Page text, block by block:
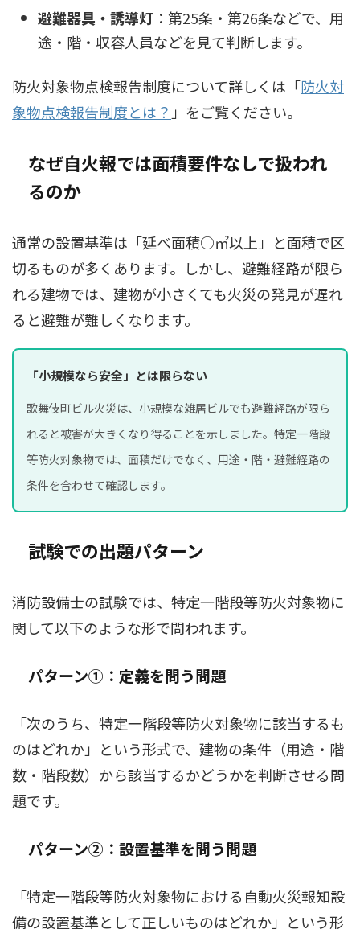
避難器具・誘導灯 ：第25条・第26条などで、用
途・階・収容人員などを見て判断します。
防火対象物点検報告制度について詳しくは「防火対
象物点検報告制度とは？ 」をご覧ください。
なぜ自火報では面積要件なしで扱われ
るのか
通常の設置基準は「延べ面積○㎡以上」と面積で区
切るものが多くあります。しかし、避難経路が限ら
れる建物では、建物が小さくても火災の発見が遅れ
ると避難が難しくなります。
「小規模なら安全」とは限らない
歌舞伎町ビル火災は、小規模な雑居ビルでも避難経路が限ら
れると被害が大きくなり得ることを示しました。特定一階段
等防火対象物では、面積だけでなく、用途・階・避難経路の
条件を合わせて確認します。
試験での出題パターン
消防設備士の試験では、特定一階段等防火対象物に
関して以下のような形で問われます。
パターン①：定義を問う問題
「次のうち、特定一階段等防火対象物に該当するも
のはどれか」という形式で、建物の条件（用途・階
数・階段数）から該当するかどうかを判断させる問
題です。
パターン②：設置基準を問う問題
「特定一階段等防火対象物における自動火災報知設
備の設置基準として正しいものはどれか」という形